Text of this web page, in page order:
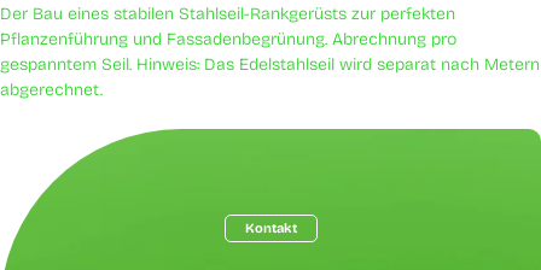
Der Bau eines stabilen Stahlseil-Rankgerüsts zur perfekten
Pflanzenführung und Fassadenbegrünung. Abrechnung pro
gespanntem Seil. Hinweis: Das Edelstahlseil wird separat nach Metern
abgerechnet.
Kontakt